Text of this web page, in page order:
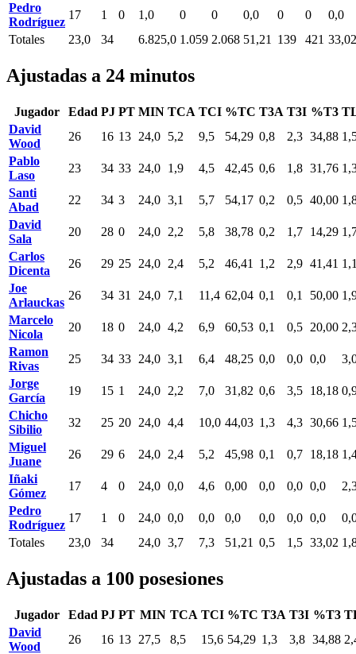
Pedro
Rodríguez
17 1 0 1,0 0 0 0,0 0 0
0,0
Totales
23,0 34 6.825,0 1.059 2.068 51,21 139 421 33,02
Ajustadas a 24 minutos
Jugador Edad PJ PT MIN TCA TCI %TC T3A T3I %T3
David
Wood
26 16 13 24,0 5,2 9,5 54,29 0,8 2,3 34,88
Pablo
Laso
23 34 33 24,0 1,9 4,5 42,45 0,6 1,8 31,76
Santi
Abad
22 34 3 24,0 3,1 5,7 54,17 0,2 0,5 40,00
David
Sala
20 28 0 24,0 2,2 5,8 38,78 0,2 1,7 14,29
Carlos
Dicenta
26 29 25 24,0 2,4 5,2 46,41 1,2 2,9 41,41
Joe
Arlauckas
26 34 31 24,0 7,1 11,4 62,04 0,1 0,1 50,00
Marcelo
Nicola
20 18 0 24,0 4,2 6,9 60,53 0,1 0,5 20,00
Ramon
Rivas
25 34 33 24,0 3,1 6,4 48,25 0,0 0,0 0,0
Jorge
García
19 15 1 24,0 2,2 7,0 31,82 0,6 3,5 18,18
Chicho
Sibilio
32 25 20 24,0 4,4 10,0 44,03 1,3 4,3 30,66
Miguel
Juane
26 29 6 24,0 2,4 5,2 45,98 0,1 0,7 18,18
Iñaki
Gómez
17 4 0 24,0 0,0 4,6 0,00 0,0 0,0 0,0
Pedro
Rodríguez
17 1 0 24,0 0,0 0,0 0,0 0,0 0,0 0,0
Totales
23,0 34 24,0 3,7 7,3 51,21 0,5 1,5 33,02
Ajustadas a 100 posesiones
Jugador Edad PJ PT MIN TCA TCI %TC T3A T3I %T3
David
Wood
26 16 13 27,5 8,5 15,6 54,29 1,3 3,8 34,88